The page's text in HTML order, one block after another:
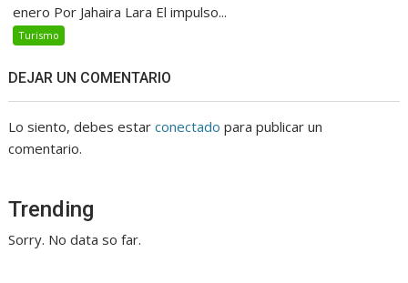
enero Por Jahaira Lara El impulso...
Turismo
DEJAR UN COMENTARIO
Lo siento, debes estarconectado para publicar un
comentario.
Trending
Sorry. No data so far.